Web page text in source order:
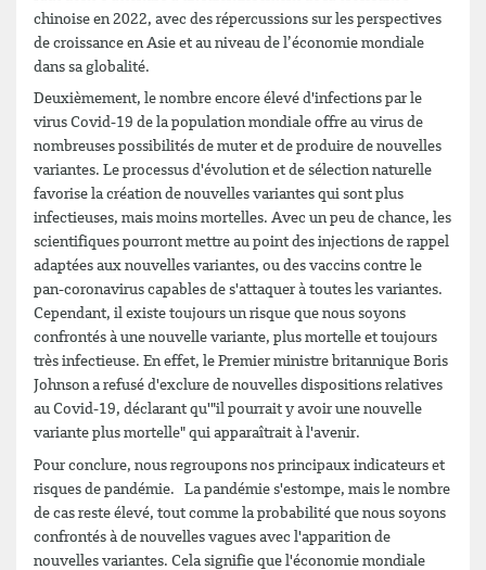
chinoise en 2022, avec des répercussions sur les perspectives
de croissance en Asie et au niveau de l’économie mondiale
dans sa globalité.
Deuxièmement, le nombre encore élevé d'infections par le
virus Covid-19 de la population mondiale offre au virus de
nombreuses possibilités de muter et de produire de nouvelles
variantes. Le processus d'évolution et de sélection naturelle
favorise la création de nouvelles variantes qui sont plus
infectieuses, mais moins mortelles. Avec un peu de chance, les
scientifiques pourront mettre au point des injections de rappel
adaptées aux nouvelles variantes, ou des vaccins contre le
pan-coronavirus capables de s'attaquer à toutes les variantes.
Cependant, il existe toujours un risque que nous soyons
confrontés à une nouvelle variante, plus mortelle et toujours
très infectieuse. En effet, le Premier ministre britannique Boris
Johnson a refusé d'exclure de nouvelles dispositions relatives
au Covid-19, déclarant qu'"il pourrait y avoir une nouvelle
variante plus mortelle" qui apparaîtrait à l'avenir.
Pour conclure, nous regroupons nos principaux indicateurs et
risques de pandémie. La pandémie s'estompe, mais le nombre
de cas reste élevé, tout comme la probabilité que nous soyons
confrontés à de nouvelles vagues avec l'apparition de
nouvelles variantes. Cela signifie que l'économie mondiale